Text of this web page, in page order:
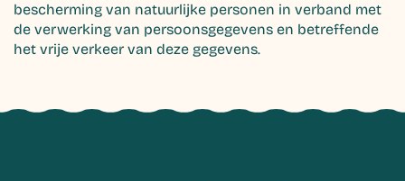
bescherming van natuurlijke personen in verband met
de verwerking van persoonsgegevens en betreffende
het vrije verkeer van deze gegevens.